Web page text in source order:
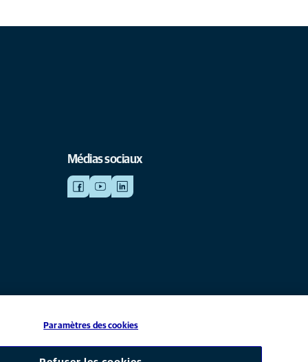
Médias sociaux
de Mars, Inc © 2026
Paramètres des cookies